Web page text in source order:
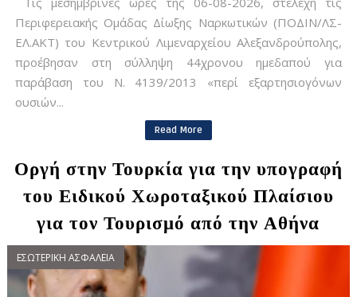
Περιφερειακής Ομάδας Δίωξης Ναρκωτικών (ΠΟΔΙΝ/ΛΣ-
ΕΛ.ΑΚΤ) του Κεντρικού Λιμεναρχείου Αλεξανδρούπολης,
προέβησαν στη σύλληψη 44χρονου ημεδαπού για
παράβαση του Ν. 4139/2013 «περί εξαρτησιογόνων
ουσιών...
Read More
Οργή στην Τουρκία για την υπογραφή
του Ειδικού Χωροταξικού Πλαίσιου
για τον Τουρισμό από την Αθήνα
ΕΣΩΤΕΡΙΚΗ ΑΣΦΑΛΕΙΑ